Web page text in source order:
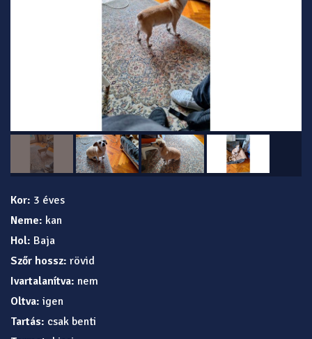
Kor: 3 éves
Neme: kan
Hol: Baja
Szőr hossz: rövid
Ivartalanítva: nem
Oltva: igen
Tartás: csak benti